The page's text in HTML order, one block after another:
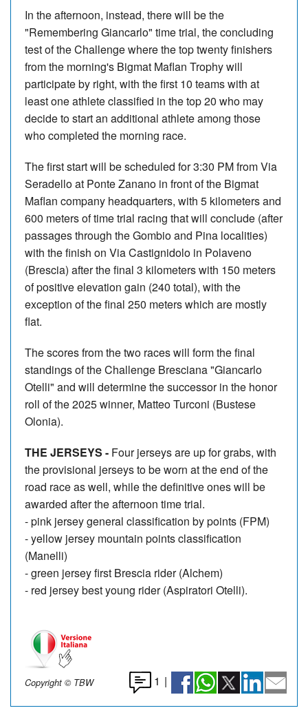
In the afternoon, instead, there will be the
"Remembering Giancarlo" time trial, the concluding
test of the Challenge where the top twenty finishers
from the morning's Bigmat Maflan Trophy will
participate by right, with the first 10 teams with at
least one athlete classified in the top 20 who may
decide to start an additional athlete among those
who completed the morning race.
The first start will be scheduled for 3:30 PM from Via
Seradello at Ponte Zanano in front of the Bigmat
Maflan company headquarters, with 5 kilometers and
600 meters of time trial racing that will conclude (after
passages through the Gombio and Pina localities)
with the finish on Via Castignidolo in Polaveno
(Brescia) after the final 3 kilometers with 150 meters
of positive elevation gain (240 total), with the
exception of the final 250 meters which are mostly
flat.
The scores from the two races will form the final
standings of the Challenge Bresciana "Giancarlo
Otelli" and will determine the successor in the honor
roll of the 2025 winner, Matteo Turconi (Bustese
Olonia).
THE JERSEYS - Four jerseys are up for grabs, with
the provisional jerseys to be worn at the end of the
road race as well, while the definitive ones will be
awarded after the afternoon time trial.
- pink jersey general classification by points (FPM)
- yellow jersey mountain points classification
(Manelli)
- green jersey first Brescia rider (Alchem)
- red jersey best young rider (Aspiratori Otelli).
Copyright © TBW 1 |